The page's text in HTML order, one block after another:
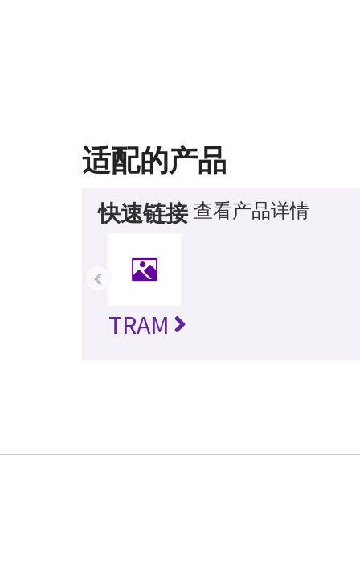
适配的产品
快速链接 查看产品详情
TRAM
‹